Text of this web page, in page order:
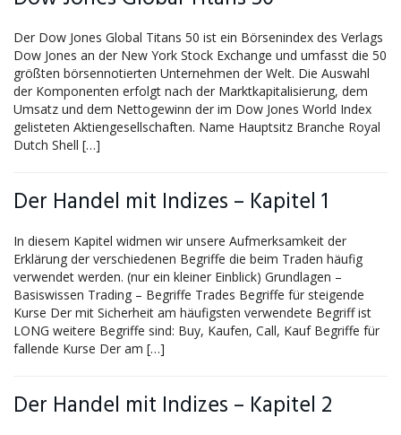
Der Dow Jones Global Titans 50 ist ein Börsenindex des Verlags
Dow Jones an der New York Stock Exchange und umfasst die 50
größten börsennotierten Unternehmen der Welt. Die Auswahl
der Komponenten erfolgt nach der Marktkapitalisierung, dem
Umsatz und dem Nettogewinn der im Dow Jones World Index
gelisteten Aktiengesellschaften. Name Hauptsitz Branche Royal
Dutch Shell […]
Der Handel mit Indizes – Kapitel 1
In diesem Kapitel widmen wir unsere Aufmerksamkeit der
Erklärung der verschiedenen Begriffe die beim Traden häufig
verwendet werden. (nur ein kleiner Einblick) Grundlagen –
Basiswissen Trading – Begriffe Trades Begriffe für steigende
Kurse Der mit Sicherheit am häufigsten verwendete Begriff ist
LONG weitere Begriffe sind: Buy, Kaufen, Call, Kauf Begriffe für
fallende Kurse Der am […]
Der Handel mit Indizes – Kapitel 2